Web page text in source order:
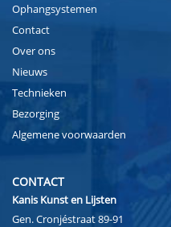
Ophangsystemen
Contact
Over ons
Nieuws
Technieken
Bezorging
Algemene voorwaarden
CONTACT
Kanis Kunst en Lijsten
Gen. Cronjéstraat 89-91